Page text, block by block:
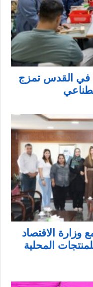
في القدس تمزج
الاقتصاد
المحلية